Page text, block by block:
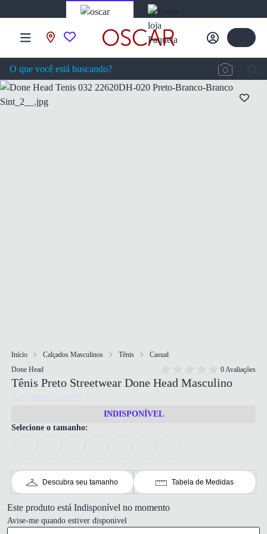
Início Calçados Masculinos Tênis
Casual
Done Head
0 Avaliações
Tênis Preto Streetwear Done Head Masculino
Ref: 7908255382052
INDISPONÍVEL
Selecione o tamanho:
Descubra seu tamanho Tabela de Medidas
Este produto está Indisponível no momento
Avise-me quando estiver disponivel